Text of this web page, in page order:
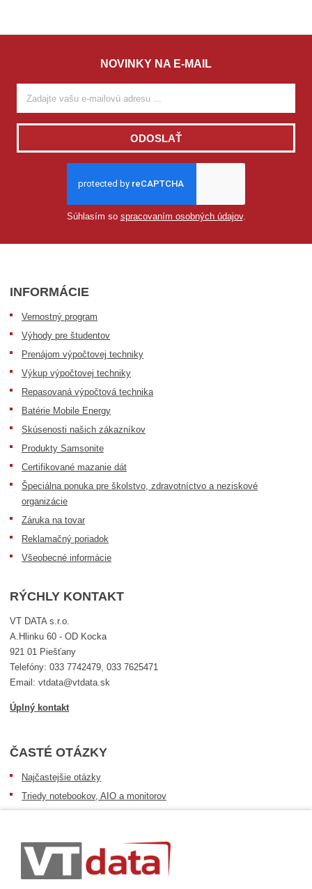
NOVINKY NA E-MAIL
ODOSLAŤ
Súhlasím so spracovaním osobných údajov.
INFORMÁCIE
Vernostný program
Výhody pre študentov
Prenájom výpočtovej techniky
Výkup výpočtovej techniky
Repasovaná výpočtová technika
Batérie Mobile Energy
Skúsenosti našich zákazníkov
Produkty Samsonite
Certifikované mazanie dát
Špeciálna ponuka pre školstvo, zdravotníctvo a neziskové
organizácie
Záruka na tovar
Reklamačný poriadok
Všeobecné informácie
RÝCHLY KONTAKT
VT DATA s.r.o.
A.Hlinku 60 - OD Kocka
921 01 Piešťany
Telefóny: 033 7742479, 033 7625471
Email: vtdata@vtdata.sk
Úplný kontakt
ČASTÉ OTÁZKY
Najčastejšie otázky
Triedy notebookov, AIO a monitorov
Dopravné podmienky
Sledovanie zásielok